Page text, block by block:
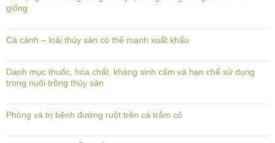
giống
Cá cảnh – loài thủy sản có thế mạnh xuất khẩu
Danh mục thuốc, hóa chất, kháng sinh cấm và hạn chế sử dụng
trong nuôi trồng thủy sản
Phòng và trị bệnh đường ruột trên cá trắm cỏ